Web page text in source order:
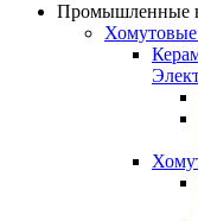
Промышленные
Хомутовые